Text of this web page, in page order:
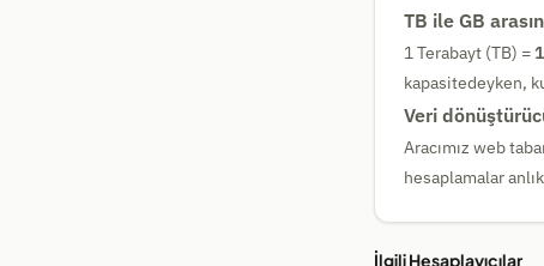
TB ile GB
1 Terabayt (TB) =
kapasitedeyken,
Veri
Aracımız web
hesaplamalar
İlgili Hesaplayıcılar